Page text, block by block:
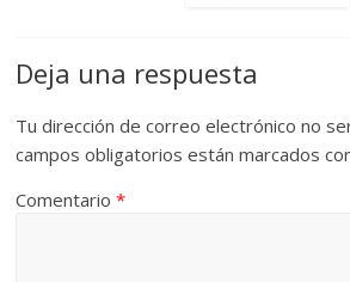
Deja una respuesta
Tu dirección de correo electrónico no
campos obligatorios están marcados
Comentario*